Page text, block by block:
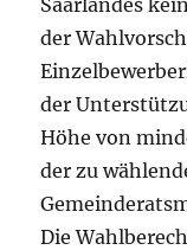
der
der
Höhe von
der zu
Die